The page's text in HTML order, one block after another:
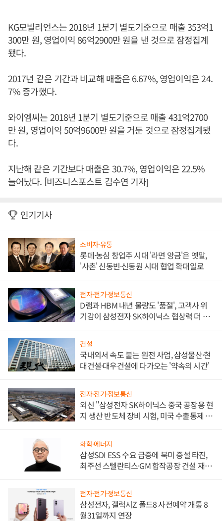
KG모빌리언스는 2018년 1분기 별도기준으로 매출 353억1
300만 원, 영업이익 86억2900만 원을 낸 것으로 잠정집계
됐다.
2017년 같은 기간과 비교해 매출은 6.67%, 영업이익은 24.
7% 증가했다.
와이엠씨는 2018년 1분기 별도기준으로 매출 431억2700
만 원, 영업이익 50억9600만 원을 거둔 것으로 잠정집계됐
다.
지난해 같은 기간보다 매출은 30.7%, 영업이익은 22.5%
늘어났다. [비즈니스포스트 김수연 기자]
인기기사
소비자·유통
롯데·농심 창업주 시대 '라면 앙금'은 옛말,
'사촌' 신동빈·신동원 시대 협업 확대일로
전자·전기·정보통신
D램과 HBM 내년 물량도 '품절', 고객사 위
기감이 삼성전자 SK하이닉스 협상력 더 키
건설
국내외서 속도 붙는 원전 사업, 삼성물산·현
대건설·대우건설에 다가오는 '약속의 시간'
전자·전기·정보통신
외신 "삼성전자 SK하이닉스 중국 공장용 현
지 생산 반도체 장비 시험, 미국 수출통제 대
화학·에너지
삼성SDI ESS 수요 급증에 북미 증설 타진,
최주선 스텔란티스·GM 합작공장 건설 재추
전자·전기·정보통신
삼성전자, 갤럭시Z 폴드8 사전예약 개통 8
월31일까지 연장